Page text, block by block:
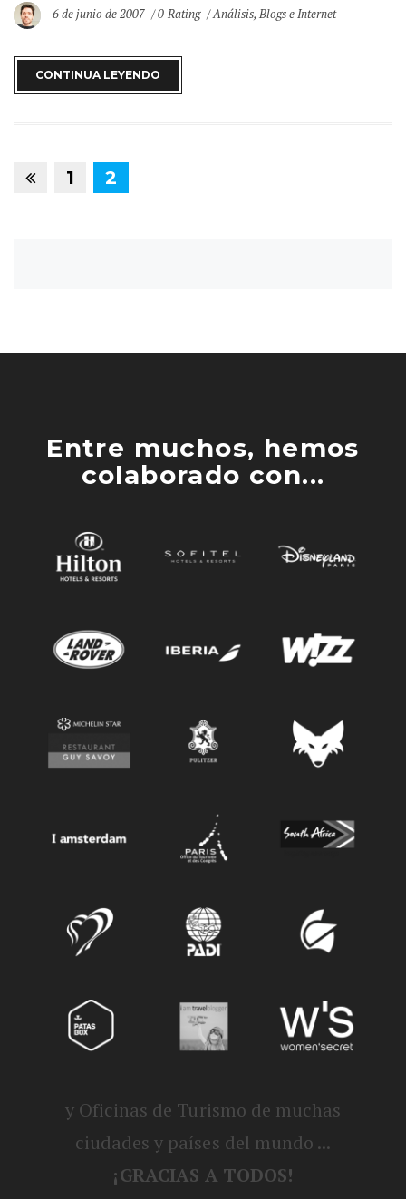
6 de junio de 2007 0 Rating Análisis,Blogs e Internet
CONTINUA LEYENDO
1 2
Entre muchos, hemos
colaborado con...
y Oficinas de Turismo de muchas
ciudades y países del mundo ...
¡GRACIAS A TODOS!